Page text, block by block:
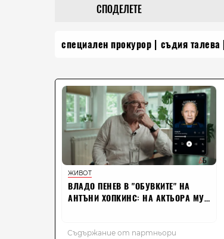
СПОДЕЛЕТЕ
специален прокурор съдия талева